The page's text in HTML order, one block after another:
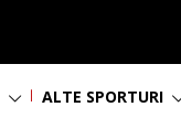
ALTE SPORTURI